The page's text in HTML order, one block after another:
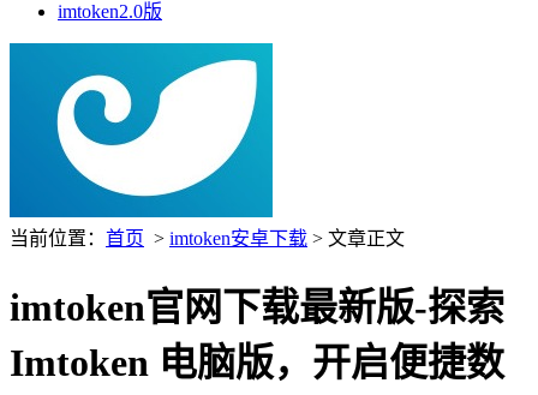
imtoken2.0版
当前位置： 首页 > imtoken安卓下载 > 文章正文
imtoken官网下载最新版-探索
Imtoken 电脑版，开启便捷数